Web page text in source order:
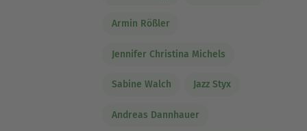
Armin Rößler
Jennifer Christina Michels
Sabine Walch Jazz Styx
Andreas Dannhauer